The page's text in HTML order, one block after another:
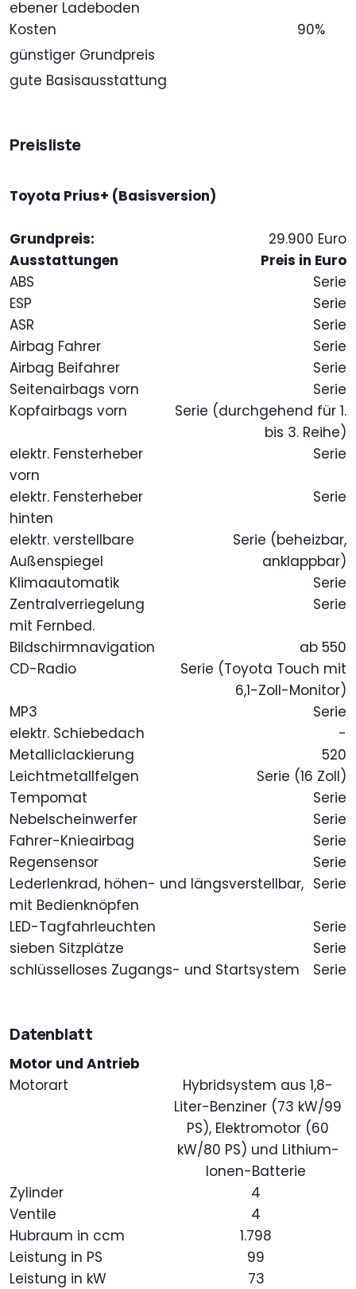
ebener Ladeboden
Kosten
90%
günstiger Grundpreis
gute Basisausstattung
Preisliste
Toyota Prius+ (Basisversion)
Grundpreis:
29.900 Euro
Ausstattungen
Preis in Euro
ABS
Serie
ESP
Serie
ASR
Serie
Airbag Fahrer
Serie
Airbag Beifahrer
Serie
Seitenairbags vorn
Serie
Kopfairbags vorn
Serie (durchgehend für 1.
bis 3. Reihe)
elektr. Fensterheber
vorn
Serie
elektr. Fensterheber
hinten
Serie
elektr. verstellbare
Außenspiegel
Serie (beheizbar,
anklappbar)
Klimaautomatik
Serie
Zentralverriegelung
mit Fernbed.
Serie
Bildschirmnavigation
ab 550
CD-Radio
Serie (Toyota Touch mit
6,1-Zoll-Monitor)
MP3
Serie
elektr. Schiebedach
-
Metalliclackierung
520
Leichtmetallfelgen
Serie (16 Zoll)
Tempomat
Serie
Nebelscheinwerfer
Serie
Fahrer-Knieairbag
Serie
Regensensor
Serie
Lederlenkrad, höhen- und längsverstellbar,
mit Bedienknöpfen
Serie
LED-Tagfahrleuchten
Serie
sieben Sitzplätze
Serie
schlüsselloses Zugangs- und Startsystem
Serie
Datenblatt
Motor und Antrieb
Motorart
Hybridsystem aus 1,8-
Liter-Benziner (73 kW/99
PS), Elektromotor (60
kW/80 PS) und Lithium-
Ionen-Batterie
Zylinder
4
Ventile
4
Hubraum in ccm
1.798
Leistung in PS
99
Leistung in kW
73